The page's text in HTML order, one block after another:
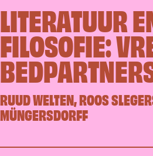
LITERATUUR
FILOSOFIE:
RUUD WELTEN, ROOS
MÜNGERSDORFF